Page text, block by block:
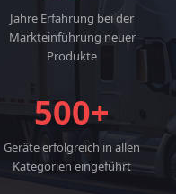
Jahre Erfahrung bei der
Markteinführung neuer
Produkte
500+
Geräte erfolgreich in allen
Kategorien eingeführt